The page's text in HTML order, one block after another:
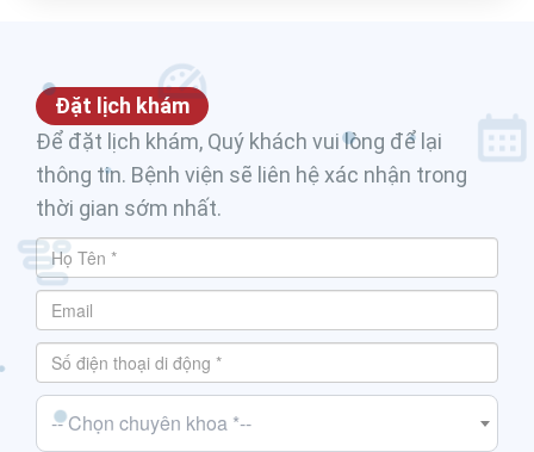
Đặt lịch khám
Để đặt lịch khám, Quý khách vui lòng để lại
thông tin. Bệnh viện sẽ liên hệ xác nhận trong
thời gian sớm nhất.
-- Chọn chuyên khoa *--